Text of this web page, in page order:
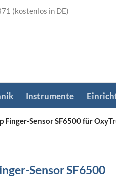
(kostenlos in DE)
Instrumente
Finger-Sensor SF6500 für
Sensor SF6500